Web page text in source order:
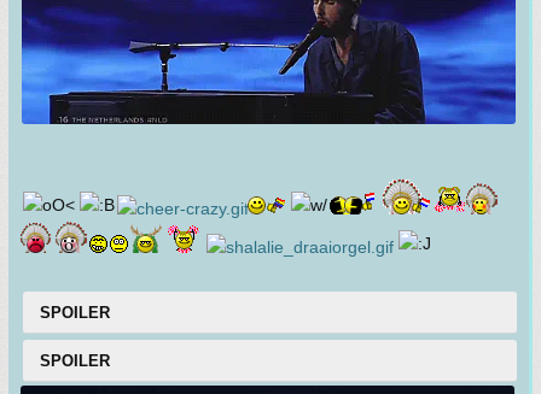
SPOILER
SPOILER